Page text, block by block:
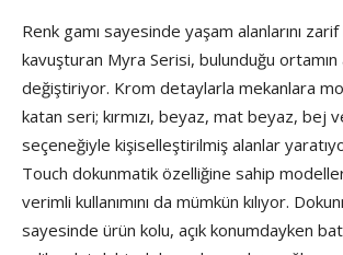
Renk gamı sayesinde yaşam alanlarını
kavuşturan Myra Serisi, bulunduğu ortamın
değiştiriyor. Krom detaylarla mekanlara
katan seri; kırmızı, beyaz, mat beyaz, bej
seçeneğiyle kişiselleştirilmiş alanlar
Touch dokunmatik özelliğine sahip
verimli kullanımını da mümkün kılıyor.
sayesinde ürün kolu, açık konumdayken